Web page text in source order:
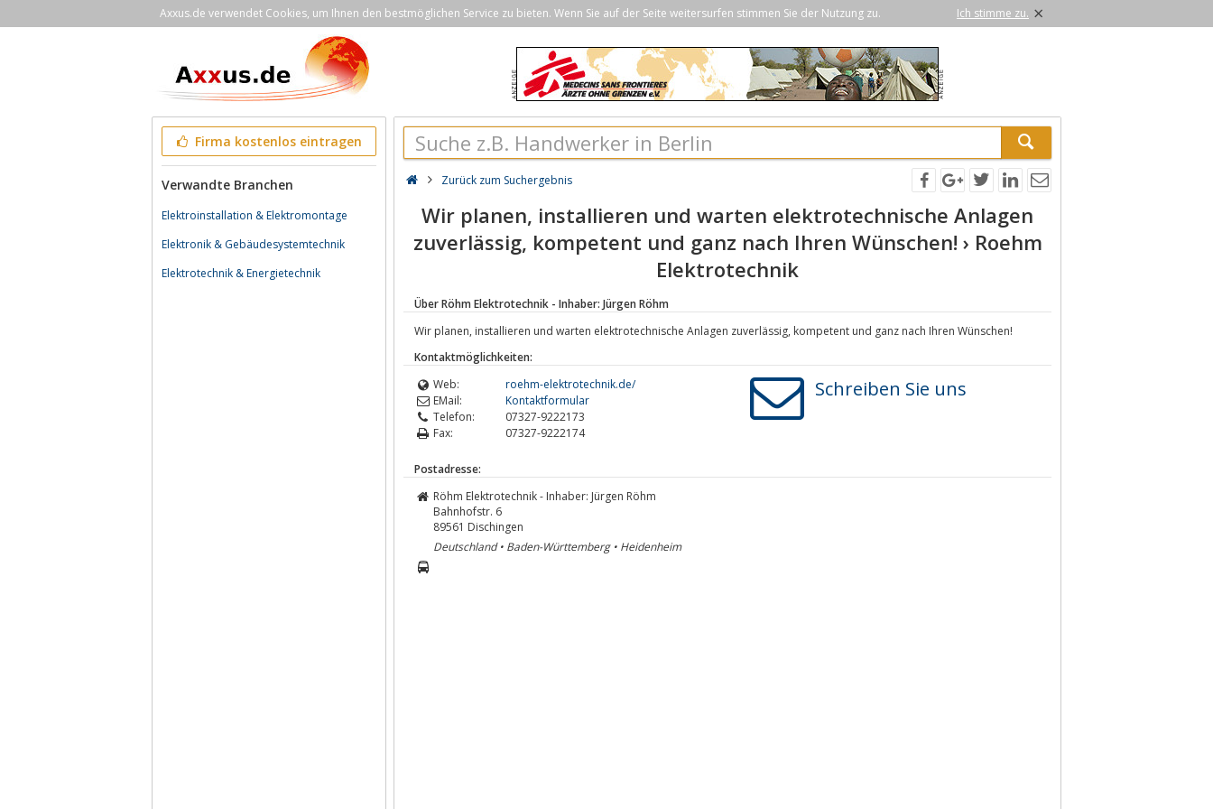
Axxus.de verwendet Cookies, um Ihnen den bestmöglichen Service zu bieten. Wenn Sie auf der Seite weitersurfen stimmen Sie der Nutzung zu. Ich stimme zu. ×
Firma kostenlos eintragen
Verwandte Branchen
Elektroinstallation & Elektromontage
Elektronik & Gebäudesystemtechnik
Elektrotechnik & Energietechnik
Zurück zum Suchergebnis
Wir planen, installieren und warten elektrotechnische Anlagen
zuverlässig, kompetent und ganz nach Ihren Wünschen! › Roehm
Elektrotechnik
Über Röhm Elektrotechnik - Inhaber: Jürgen Röhm
Wir planen, installieren und warten elektrotechnische Anlagen zuverlässig, kompetent und ganz nach Ihren Wünschen!
Kontaktmöglichkeiten:
Web:
roehm-elektrotechnik.de/
EMail:
Kontaktformular
Telefon:
07327-9222173
Fax:
07327-9222174
Schreiben Sie uns
Postadresse:
Röhm Elektrotechnik - Inhaber: Jürgen Röhm
Bahnhofstr. 6
89561 Dischingen
Deutschland • Baden-Württemberg • Heidenheim